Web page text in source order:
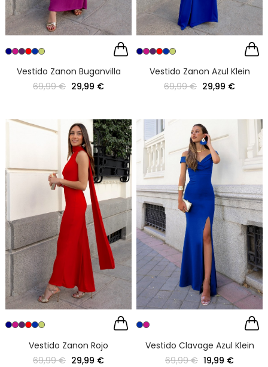
Vestido Zanon Buganvilla
69,99 € 29,99 €
Vestido Zanon Azul Klein
69,99 € 29,99 €
Vestido Zanon Rojo
69,99 € 29,99 €
Vestido Clavage Azul Klein
69,99 € 19,99 €